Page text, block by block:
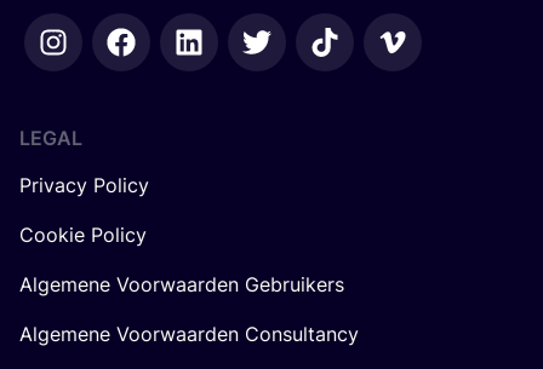
LEGAL
Privacy Policy
Cookie Policy
Algemene Voorwaarden Gebruikers
Algemene Voorwaarden Consultancy